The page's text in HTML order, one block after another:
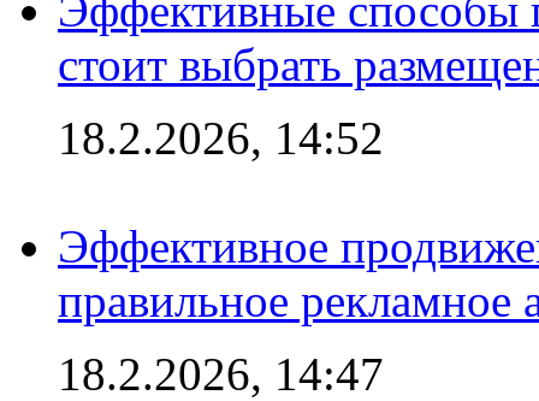
стоит выбрать
18.2.2026, 14:52
Эффективное
правильное рекламное
18.2.2026, 14:47